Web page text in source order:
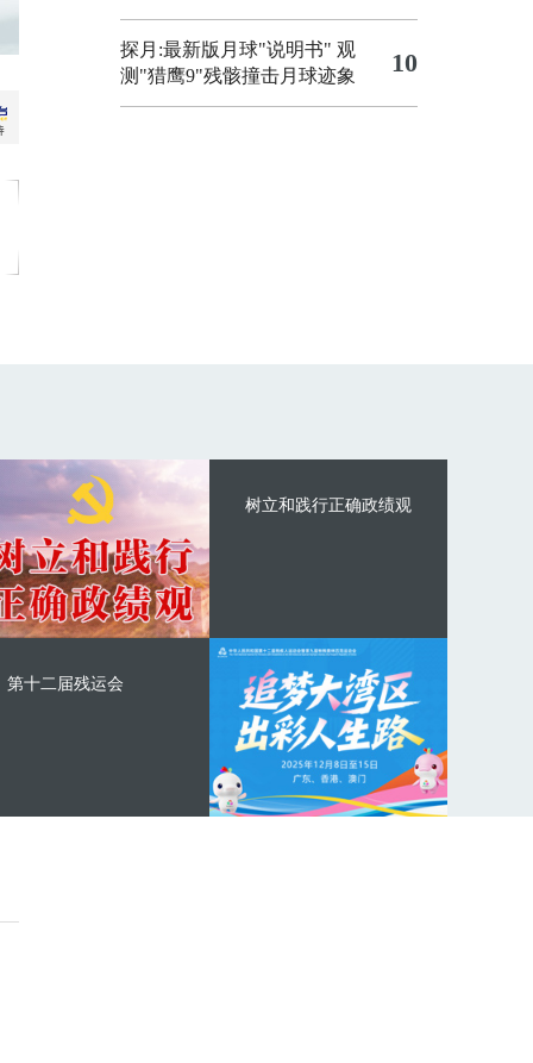
探月:最新版月球"说明书" 观
测"猎鹰9"残骸撞击月球迹象
10
树立和践行正确政绩观
第十二届残运会